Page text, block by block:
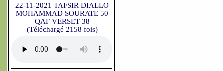
22-11-2021 TAFSIR DIALLO
MOHAMMAD SOURATE 50
QAF VERSET 38
(Téléchargé 2158 fois)